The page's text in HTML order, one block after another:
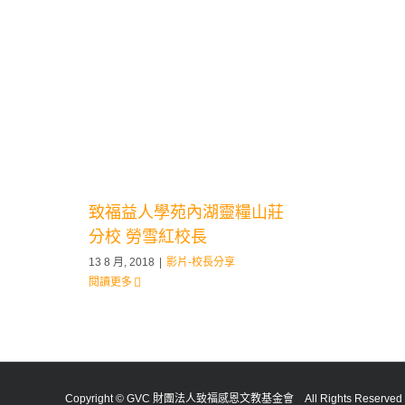
致福益人學苑內湖靈糧山莊
分校 勞雪紅校長
13 8 月, 2018
影片-校長分享
閱讀更多
Copyright © GVC 財團法人致福感恩文教基金會 All Rights